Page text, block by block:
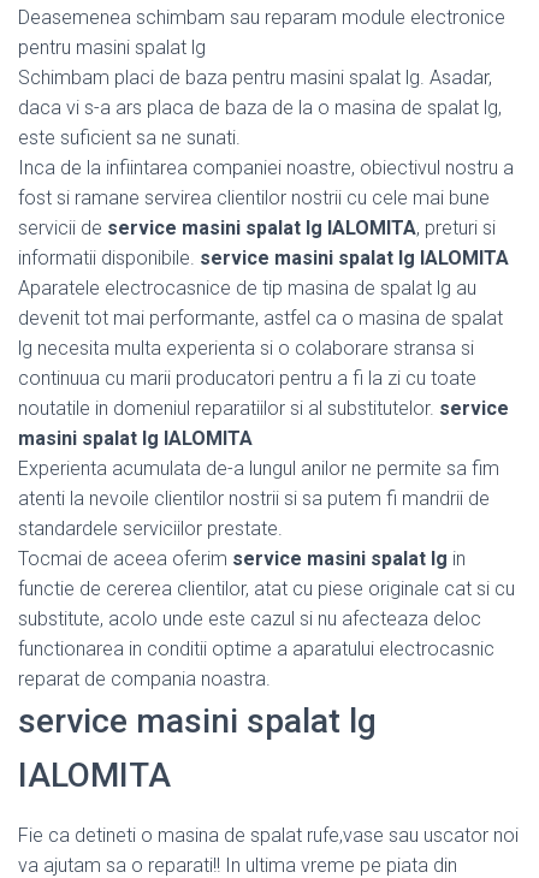
Deasemenea schimbam sau reparam module electronice
pentru masini spalat lg
Schimbam placi de baza pentru masini spalat lg. Asadar,
daca vi s-a ars placa de baza de la o masina de spalat lg,
este suficient sa ne sunati.
Inca de la infiintarea companiei noastre, obiectivul nostru a
fost si ramane servirea clientilor nostrii cu cele mai bune
servicii de service masini spalat lg IALOMITA, preturi si
informatii disponibile. service masini spalat lg IALOMITA
Aparatele electrocasnice de tip masina de spalat lg au
devenit tot mai performante, astfel ca o masina de spalat
lg necesita multa experienta si o colaborare stransa si
continuua cu marii producatori pentru a fi la zi cu toate
noutatile in domeniul reparatiilor si al substitutelor. service
masini spalat lg IALOMITA
Experienta acumulata de-a lungul anilor ne permite sa fim
atenti la nevoile clientilor nostrii si sa putem fi mandrii de
standardele serviciilor prestate.
Tocmai de aceea oferim service masini spalat lg in
functie de cererea clientilor, atat cu piese originale cat si cu
substitute, acolo unde este cazul si nu afecteaza deloc
functionarea in conditii optime a aparatului electrocasnic
reparat de compania noastra.
service masini spalat lg
IALOMITA
Fie ca detineti o masina de spalat rufe,vase sau uscator noi
va ajutam sa o reparati!! In ultima vreme pe piata din